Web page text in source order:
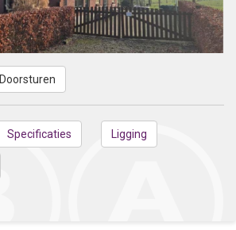
Doorsturen
Specificaties Ligging